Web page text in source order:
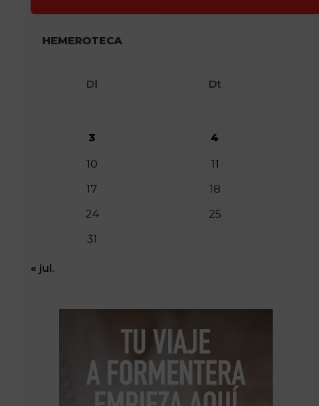
HEMEROTECA
Dl Dt
3
4
10
11
17
18
24
25
31
« jul.